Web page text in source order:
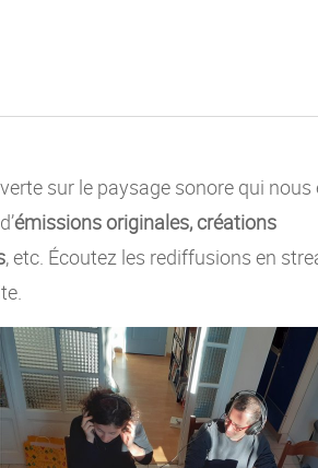
sur le paysage sonore qui nous
émissions originales, créations
, etc. Écoutez les rediffusions en